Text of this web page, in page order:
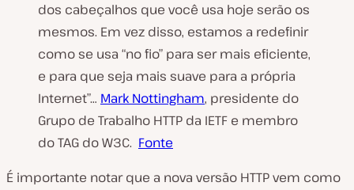
dos cabeçalhos que você usa hoje serão os
mesmos. Em vez disso, estamos a redefinir
como se usa “no fio” para ser mais eficiente,
e para que seja mais suave para a própria
Internet”… Mark Nottingham, presidente do
Grupo de Trabalho HTTP da IETF e membro
do TAG do W3C. Fonte
É importante notar que a nova versão HTTP vem como